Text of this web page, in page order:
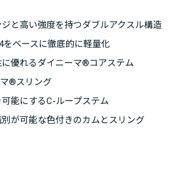
と高い強度を持つダブルアクスル構造
をベースに徹底的に軽量化
優れるダイニーマ®コアステム
®スリング
能にするC-ループステム
が可能な色付きのカムとスリング